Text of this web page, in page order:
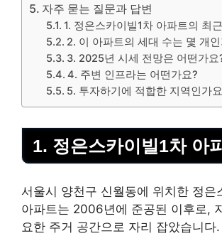
자주 묻는 질문과 답변
1. 정은스카이빌1차 아파트의 최
2. 이 아파트의 세대 수는 몇 개
3. 2025년 시세 전망은 어떤가요
4. 주변 인프라는 어떤가요?
5. 투자하기에 적합한 지역인가
1. 정은스카이빌1차 아
서울시 양천구 신월동에 위치한 정은
아파트는 2006년에 준공된 이후로,
요한 주거 공간으로 자리 잡았습니다